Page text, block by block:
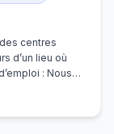
centres
d’un lieu où
: Nous